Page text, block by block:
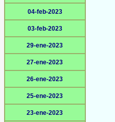
04-feb-2023
03-feb-2023
29-ene-2023
27-ene-2023
26-ene-2023
25-ene-2023
23-ene-2023